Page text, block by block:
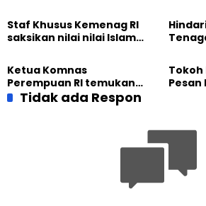
Kemanusiaan Global
Dunia
Staf Khusus Kemenag RI
saksikan nilai nilai Islam
Internasional Muslim
Ahmadiyah UK 2026
fakta
Ketua Komnas
Perempuan RI temukan
optimisme
Tidak ada Respon